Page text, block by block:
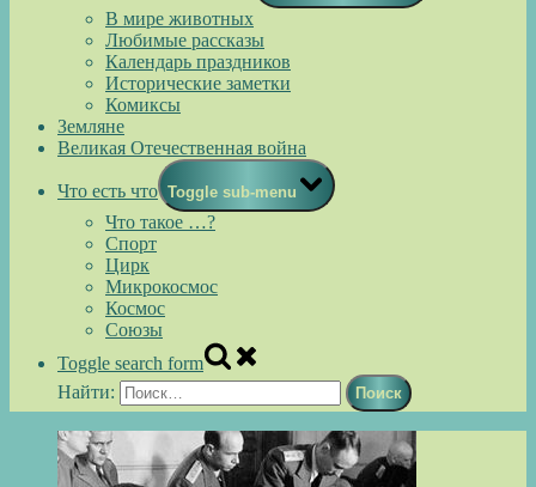
В мире животных
Любимые рассказы
Календарь праздников
Исторические заметки
Комиксы
Земляне
Великая Отечественная война
Что есть что Toggle sub-menu
Что такое …?
Спорт
Цирк
Микрокосмос
Космос
Союзы
Toggle search form
Найти: